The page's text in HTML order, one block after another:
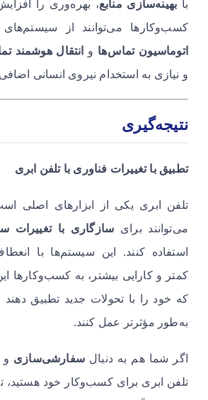
با بهینه‌سازی منابع، بهره‌وری را
کسب‌وکارها می‌توانند از سیستم‌های
اتوماسیون تماس‌ها و انتقال هوشمند
و نیازی به استخدام نیروی انسانی
نتیجه‌گیری
تطبیق با تغییرات فناوری با تلفن ابری
تلفن ابری یکی از ابزارهای اصلی
می‌توانند برای سازگاری با تغییرات
استفاده کنند. این سیستم‌ها با
کمتر و کارایی بیشتر، به کسب‌وکارها
که خود را با تحولات جدید تطبیق دهند
به‌طور مؤثرتر عمل کنند.
اگر شما هم به دنبال سفارشی‌سازی و
تلفن ابری برای کسب‌وکار خود هستید،